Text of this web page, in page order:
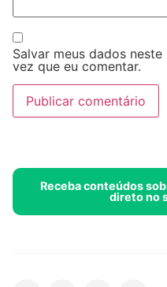
Salvar meus dados
vez que eu comentar.
Receba conteúdos
direto no